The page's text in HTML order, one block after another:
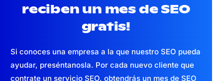
reciben un mesde SEO
gratis!
Si conoces una empresa a la que nuestro SEO pueda
ayudar, preséntanosla. Por cada nuevo cliente que
contrate un servicio SEO, obtendrás un mes de SEO